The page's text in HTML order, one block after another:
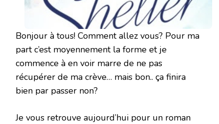
Bonjour à tous! Comment allez vous? Pour ma
part c’est moyennement la forme et je
commence à en voir marre de ne pas
récupérer de ma crève… mais bon.. ça finira
bien par passer non?
Je vous retrouve aujourd’hui pour un roman